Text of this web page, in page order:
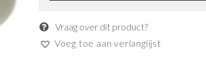
Vraag over dit product?
Voeg toe aan verlanglijst